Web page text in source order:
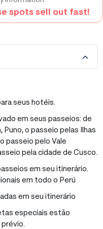
spots sell out fast!
seus hotéis.
em seus passeios: de
Puno, o passeio pelas Ilhas
passeio pelo Vale
pela cidade de Cusco.
em seu itinerário.
em todo o Perú
em seu itinerário
especiais estão